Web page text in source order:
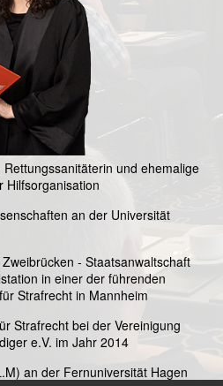
Rettungssanitäterin und ehemalige
Hilfsorganisation
an der Universität
- Staatsanwaltschaft
Strafrecht in Mannheim
Strafrecht bei der Vereinigung
e.V. im Jahr 2014